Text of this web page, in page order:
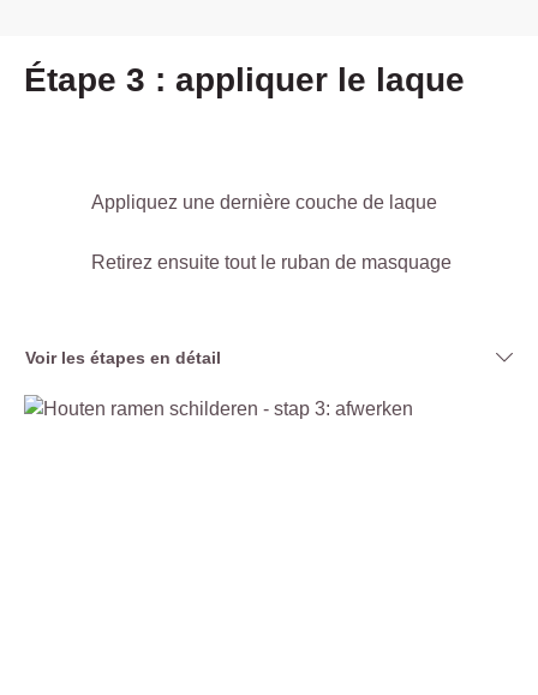
Étape 3 : appliquer le laque
Appliquez une dernière couche de laque
Retirez ensuite tout le ruban de masquage
Voir les étapes en détail